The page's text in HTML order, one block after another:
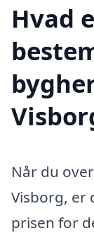
Hvad
Når du
Visborg, er
prisen for